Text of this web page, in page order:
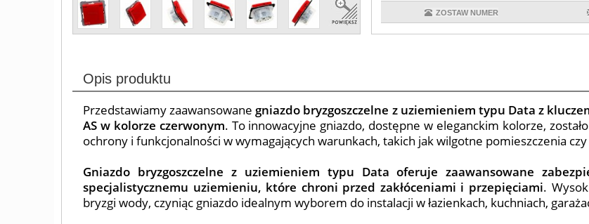
ZOSTAW NUMER
Opis produktu
Przedstawiamy zaawansowane gniazdo bryzgoszczelne z uziemieniem typu Data z
AS w kolorze czerwonym. To innowacyjne gniazdo, dostępne w eleganckim kolorze,
ochrony i funkcjonalności w wymagających warunkach, takich jak wilgotne pomieszczenia
Gniazdo bryzgoszczelne z uziemieniem typu Data oferuje zaawansowane
specjalistycznemu uziemieniu, które chroni przed zakłóceniami i przepięciami.
bryzgi wody, czyniąc gniazdo idealnym wyborem do instalacji w łazienkach, kuchniach,